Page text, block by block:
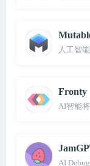
人工智
Fronty
AI智能
AI